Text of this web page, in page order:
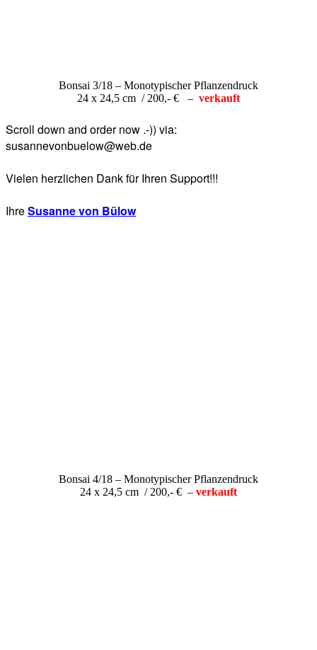
Bonsai 3/18 – Monotypischer Pflanzendruck
24 x 24,5 cm / 200,- € – verkauft
Scroll down and order now .-)) via:
susannevonbuelow@web.de
Vielen herzlichen Dank für Ihren Support!!!
IhreSusanne von Bülow
Bonsai 4/18 – Monotypischer Pflanzendruck
24 x 24,5 cm / 200,- € – verkauft